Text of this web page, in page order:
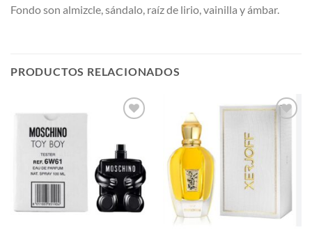
Fondo son almizcle, sándalo, raíz de lirio, vainilla y ámbar.
PRODUCTOS RELACIONADOS
A LA
LISTA
DE
DESEOS